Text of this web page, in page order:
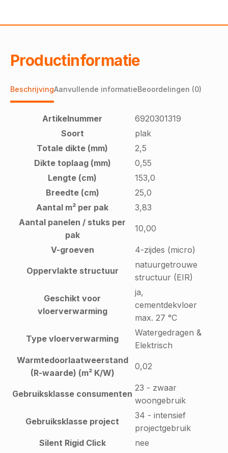
Productinformatie
BeschrijvingAanvullende informatieBeoordelingen (0)
Artikelnummer
6920301319
Soort
plak
Totale dikte (mm)
2,5
Dikte toplaag (mm)
0,55
Lengte (cm)
153,0
Breedte (cm)
25,0
Aantal m² per pak
3,83
Aantal panelen / stuks per
pak
10,00
V-groeven 4-zijdes (micro)
Oppervlakte structuur
natuurgetrouwe
structuur (EIR)
Geschikt voor
vloerverwarming
ja,
cementdekvloer
max. 27 °C
Type vloerverwarming
Watergedragen &
Elektrisch
Warmtedoorlaatweerstand
(R-waarde) (m² K/W)
0,02
Gebruiksklasse consumenten
23 - zwaar
woongebruik
Gebruiksklasse project
34 - intensief
projectgebruik
Silent Rigid Click
nee